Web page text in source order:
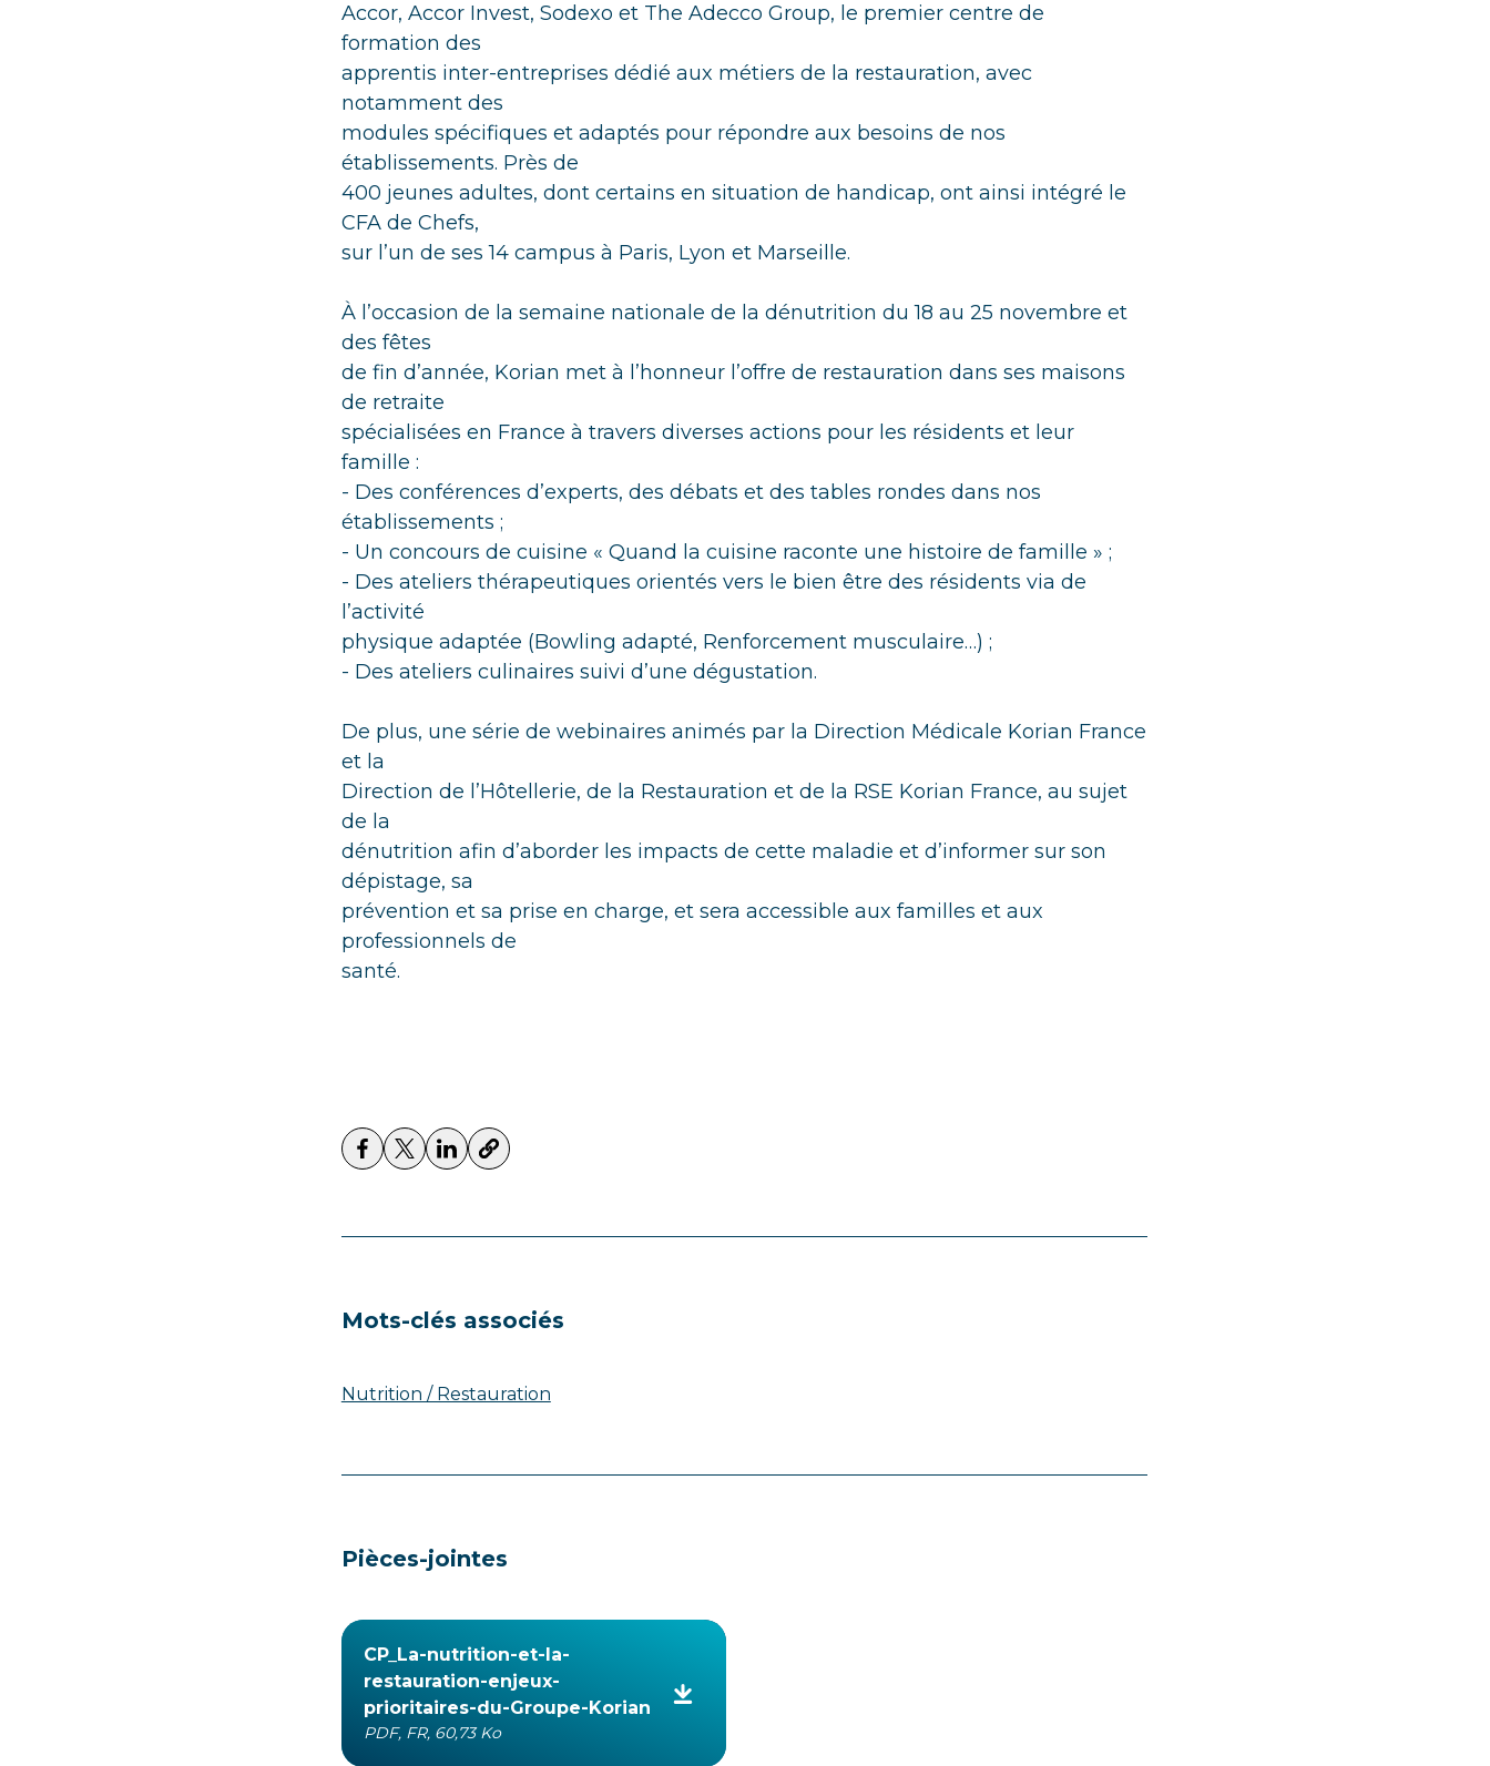
Accor, Accor Invest, Sodexo et The Adecco Group, le premier centre de
formation des
apprentis inter-entreprises dédié aux métiers de la restauration, avec
notamment des
modules spécifiques et adaptés pour répondre aux besoins de nos
établissements. Près de
400 jeunes adultes, dont certains en situation de handicap, ont ainsi intégré le
CFA de Chefs,
sur l’un de ses 14 campus à Paris, Lyon et Marseille.
À l’occasion de la semaine nationale de la dénutrition du 18 au 25 novembre et
des fêtes
de fin d’année, Korian met à l’honneur l’offre de restauration dans ses maisons
de retraite
spécialisées en France à travers diverses actions pour les résidents et leur
famille :
- Des conférences d’experts, des débats et des tables rondes dans nos
établissements ;
- Un concours de cuisine « Quand la cuisine raconte une histoire de famille » ;
- Des ateliers thérapeutiques orientés vers le bien être des résidents via de
l’activité
physique adaptée (Bowling adapté, Renforcement musculaire…) ;
- Des ateliers culinaires suivi d’une dégustation.
De plus, une série de webinaires animés par la Direction Médicale Korian France
et la
Direction de l’Hôtellerie, de la Restauration et de la RSE Korian France, au sujet
de la
dénutrition afin d’aborder les impacts de cette maladie et d’informer sur son
dépistage, sa
prévention et sa prise en charge, et sera accessible aux familles et aux
professionnels de
santé.
Mots-clés associés
Nutrition / Restauration
Pièces-jointes
CP_La-nutrition-et-la-
restauration-enjeux-
prioritaires-du-Groupe-Korian
PDF, FR, 60,73 Ko